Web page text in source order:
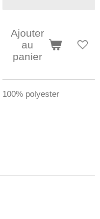
Ajouter
au
panier
100% polyester